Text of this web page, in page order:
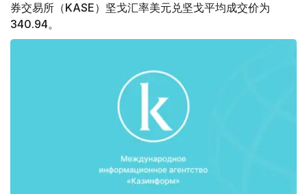
券交易所（KASE）坚戈汇率美元兑坚戈平均成交价为
340.94。